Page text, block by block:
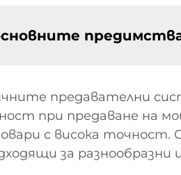
предавателни
при предаване на
с висока точност.
за разнообразни